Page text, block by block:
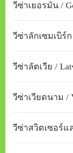
วีซ่าเยอรมัน /
วีซ่าลักเซมเบิร์ก
วีซ่าลัตเวีย /
วีซ่าเวียดนาม /
วีซ่าสวิตเซอร์แ